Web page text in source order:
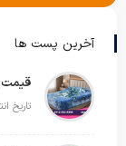
آخرین پست ها
تاریخ انتشار: 4